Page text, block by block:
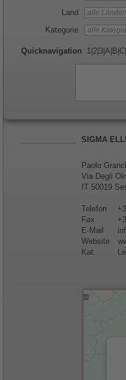
Land
Kategorie
Quicknavigation 1 2 3 A B C
SIGMA
Paolo
Via Degli
IT 50019
Telefon
Fax
E-Mail
Website
Kat.